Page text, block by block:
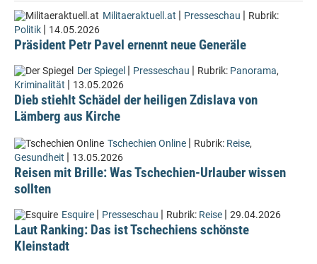
Militaeraktuell.at | Presseschau | Rubrik:
Politik | 14.05.2026
Präsident Petr Pavel ernennt neue Generäle
Der Spiegel | Presseschau | Rubrik: Panorama,
Kriminalität | 13.05.2026
Dieb stiehlt Schädel der heiligen Zdislava von
Lämberg aus Kirche
Tschechien Online | Rubrik: Reise,
Gesundheit | 13.05.2026
Reisen mit Brille: Was Tschechien-Urlauber wissen
sollten
Esquire | Presseschau | Rubrik: Reise | 29.04.2026
Laut Ranking: Das ist Tschechiens schönste
Kleinstadt